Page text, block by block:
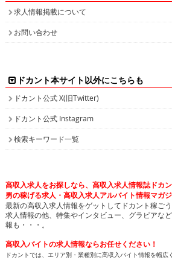
求人情報掲載について
お問い合わせ
ドカント本サイト以外にこちらも
ドカント公式 X(旧Twitter)
ドカント公式 Instagram
検索キーワード一覧
高収入求人をお探しなら、高収入求人情報誌ドカ
男の稼げる求人・高収入求人アルバイト情報マガ
最新の高収入求人情報をゲットしてドカント稼ごう
求人情報の他、特集やインタビュー、グラビアな
報も・・・。
高収入バイトの求人情報ならお任せください！
ドカントでは、エリア別・業種別に高収入バイト情報を幅広